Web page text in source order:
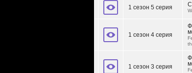
1 сезон 5 серия
1 сезон 4 серия
1 сезон 3 серия